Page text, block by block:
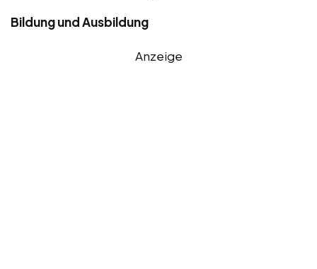
Bildung und Ausbildung
Anzeige